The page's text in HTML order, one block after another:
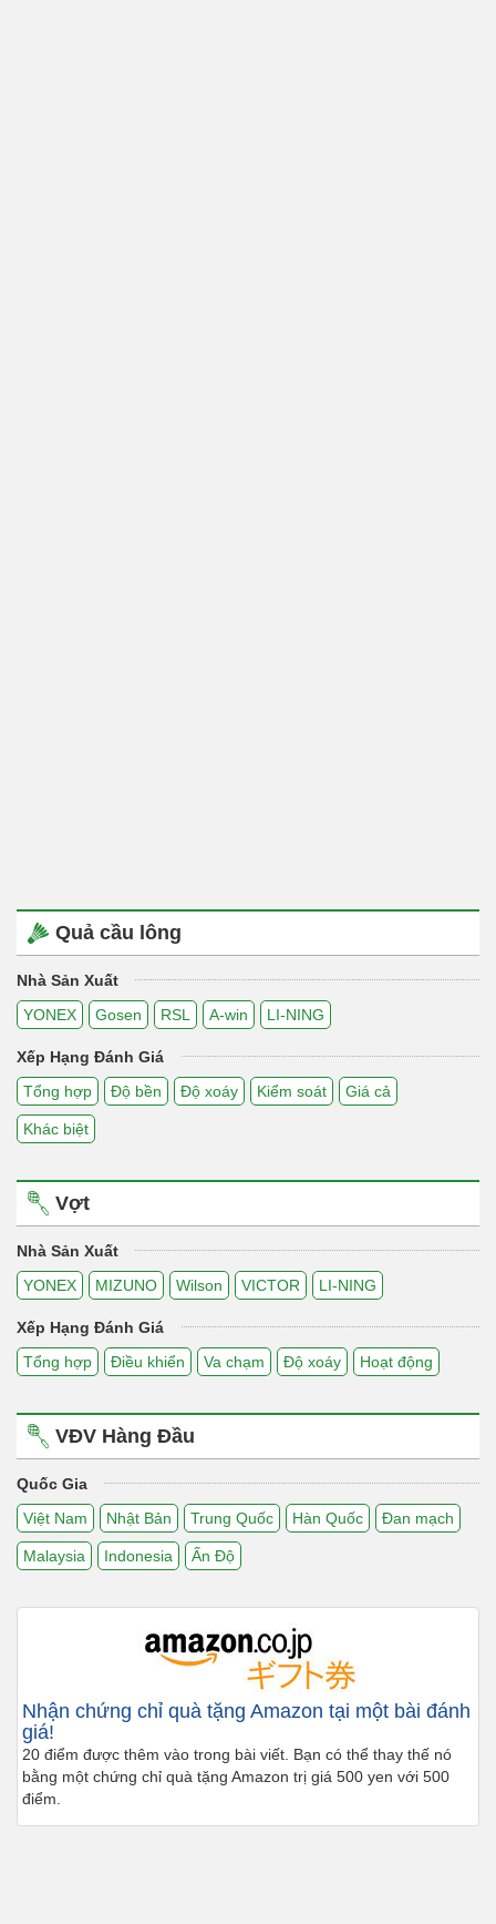
Quả cầu lông
Nhà Sản Xuất
YONEX
Gosen RSL A-win LI-NING
Xếp Hạng Đánh Giá
Tổng hợp
Độ bền Độ xoáy Kiểm soát Giá cả
Khác biệt
Vợt
Nhà Sản Xuất
YONEX
MIZUNO Wilson VICTOR LI-NING
Xếp Hạng Đánh Giá
Tổng hợp
Điều khiển Va chạm Độ xoáy Hoạt động
VĐV Hàng Đầu
Quốc Gia
Việt Nam
Nhật Bản Trung Quốc Hàn Quốc Đan mạch
Malaysia Indonesia Ấn Độ
Nhận chứng chỉ quà tặng Amazon tại một bài đánh
giá!
20 điểm được thêm vào trong bài viết. Bạn có thể thay thế nó
bằng một chứng chỉ quà tặng Amazon trị giá 500 yen với 500
điểm.